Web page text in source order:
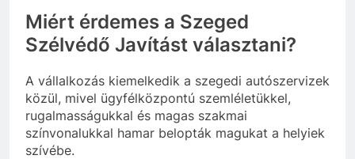
Miért érdemes a Szeged
Szélvédő Javítást választani?
A vállalkozás kiemelkedik a szegedi autószervizek
közül, mivel ügyfélközpontú szemléletükkel,
rugalmasságukkal és magas szakmai
színvonalukkal hamar belopták magukat a helyiek
szívébe.